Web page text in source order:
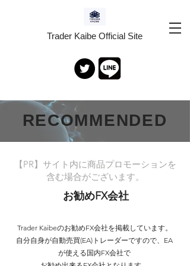
Trader Kaibe Official Site
RECOMMENDED
【PR】サイト内に商品プロモーションを
含む場合がございます。
お勧めFX会社
Trader Kaibeのお勧めFX会社を掲載しています。
自分自身が自動売買(EA)トレーダーですので、EA
が使える国内FX会社で